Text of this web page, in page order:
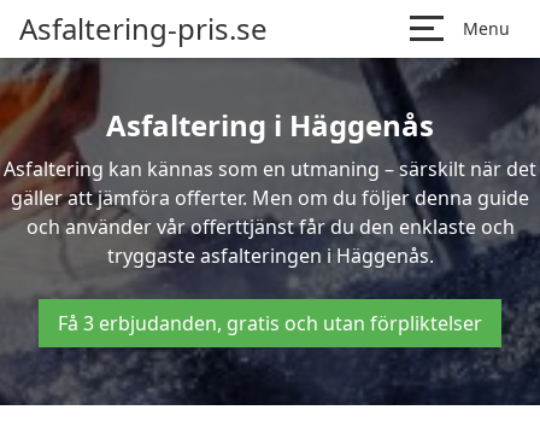
Asfaltering-pris.se Menu
Asfaltering i Häggenås
Asfaltering kan kännas som en utmaning – särskilt när det
gäller att jämföra offerter. Men om du följer denna guide
och använder vår offerttjänst får du den enklaste och
tryggaste asfalteringen i Häggenås.
Få 3 erbjudanden, gratis och utan förpliktelser